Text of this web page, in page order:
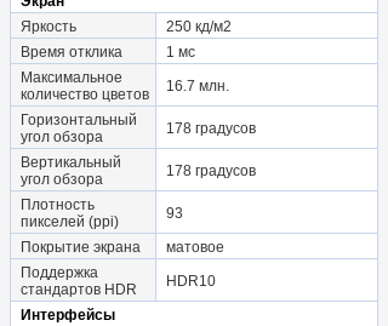
Яркость
250 кд/м2
Время отклика
1 мс
Максимальное
количество цветов
16.7 млн.
Горизонтальный
угол обзора
178 градусов
Вертикальный
угол обзора
178 градусов
Плотность
пикселей (ppi)
93
Покрытие экрана
матовое
Поддержка
стандартов HDR
HDR10
Интерфейсы